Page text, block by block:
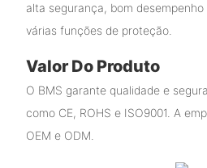
alta segurança, bom
várias funções de proteção.
Valor Do Produto
O BMS garante qualidade e
como CE, ROHS e ISO9001. A
OEM e ODM.